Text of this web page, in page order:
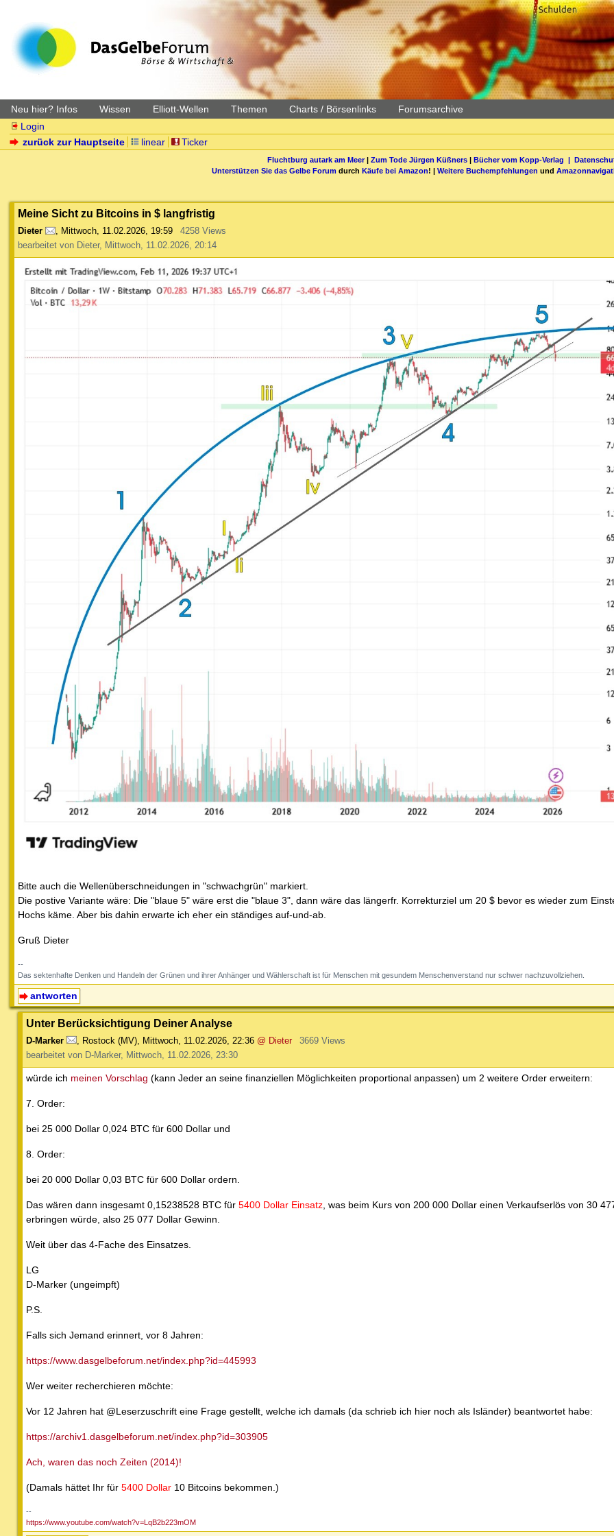
Neu hier? Infos Wissen Elliott-Wellen Themen Charts / Börsenlinks Forumsarchive
Login
zurück zur Hauptseite
linear Ticker
Fluchtburg autark am Meer| Zum Tode Jürgen Küßners| Bücher vom Kopp-Verlag |
Unterstützen Sie das Gelbe Forum durch Käufe bei Amazon! | Weitere Buchempfehlungen und
Meine Sicht zu Bitcoins in $ langfristig
Dieter , Mittwoch, 11.02.2026, 19:59
4258 Views
bearbeitet von Dieter, Mittwoch, 11.02.2026, 20:14
Bitte auch die Wellenüberschneidungen in "schwachgrün" markiert.
Die postive Variante wäre: Die "blaue 5" wäre erst die "blaue 3", dann wäre das längerfr. Korrekturziel um 20 $ bevor es wieder zum
Hochs käme. Aber bis dahin erwarte ich eher ein ständiges auf-und-ab.
Gruß Dieter
--
Das sektenhafte Denken und Handeln der Grünen und ihrer Anhänger und Wählerschaft ist für Menschen mit gesundem Menschenverstand nur schwer nachzuvollziehen.
antworten
Unter Berücksichtigung Deiner Analyse
D-Marker Rostock (MV) Mittwoch, 11.02.2026, 22:36 @ Dieter
3669 Views
bearbeitet von D-Marker, Mittwoch, 11.02.2026, 23:30
würde ich meinen Vorschlag (kann Jeder an seine finanziellen Möglichkeiten proportional anpassen) um 2 weitere Order erweitern:
7. Order:
bei 25 000 Dollar 0,024 BTC für 600 Dollar und
8. Order:
bei 20 000 Dollar 0,03 BTC für 600 Dollar ordern.
Das wären dann insgesamt 0,15238528 BTC für 5400 Dollar Einsatz , was beim Kurs von 200 000 Dollar einen Verkaufserlös von 30
erbringen würde, also 25 077 Dollar Gewinn.
Weit über das 4-Fache des Einsatzes.
LG
D-Marker (ungeimpft)
P.S.
Falls sich Jemand erinnert, vor 8 Jahren:
https://www.dasgelbeforum.net/index.php?id=445993
Wer weiter recherchieren möchte:
Vor 12 Jahren hat @Leserzuschrift eine Frage gestellt, welche ich damals (da schrieb ich hier noch als Isländer) beantwortet habe:
https://archiv1.dasgelbeforum.net/index.php?id=303905
Ach, waren das noch Zeiten (2014)!
(Damals hättet Ihr für 5400 Dollar 10 Bitcoins bekommen.)
--
https://www.youtube.com/watch?v=LqB2b223mOM